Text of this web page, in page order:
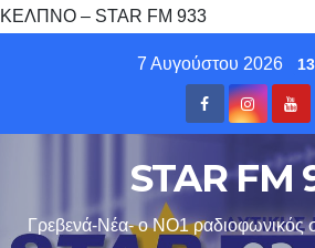
ΚΕΛΠΝΟ – STAR FM 933
7 Αυγούστου 2026
STAR FM
Γρεβενά-Νέα- ο ΝΟ1 ραδιοφωνικός